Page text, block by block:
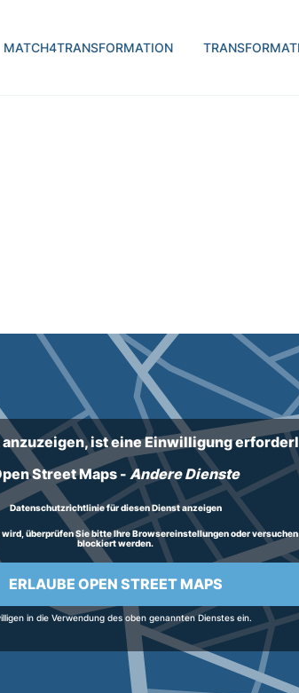
MATCH4TRANSFORMATION
anzuzeigen, ist eine Einwilligung
Street Maps - Andere Dienste
Datenschutzrichtlinie für diesen Dienst anzeigen
überprüfen Sie bitte Ihre Browsereinstellungen oder
blockiert werden.
ERLAUBE OPEN STREET MAPS
in die Verwendung des oben genannten Dienstes ein.